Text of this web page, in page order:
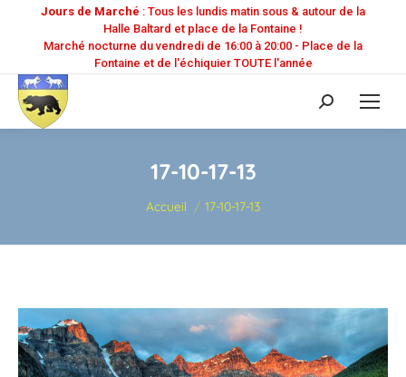
Jours de Marché : Tous les lundis matin sous & autour de la
Halle Baltard et place de la Fontaine !
Marché nocturne du vendredi de 16:00 à 20:00 - Place de la
Fontaine et de l'échiquier TOUTE l'année
Recherche
:
17-10-17-13
Vous êtes ici :
Accueil 17-10-17-13